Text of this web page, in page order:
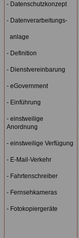
- Datenschutzkonzept
- Datenverarbeitungs-
anlage
- Definition
- Dienstvereinbarung
- eGovernment
- Einführung
- einstweilige
Anordnung
- einstweilige Verfügung
- E-Mail-Verkehr
- Fahrtenschreiber
- Fernsehkameras
- Fotokopiergeräte